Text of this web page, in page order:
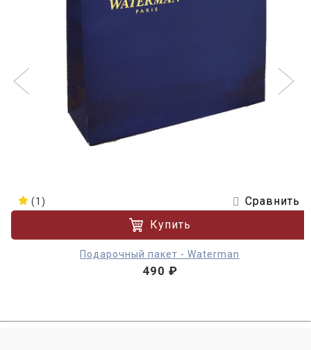
(1)
Сравнить
Купить
Подарочный пакет - Waterman
490 ₽